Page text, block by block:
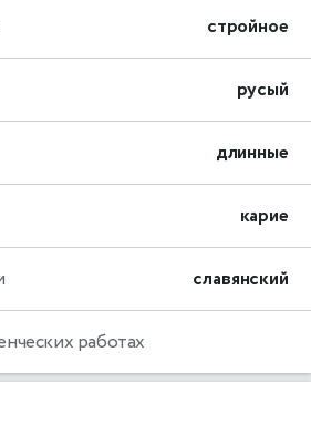
стройное
русый
длинные
карие
славянский
работах